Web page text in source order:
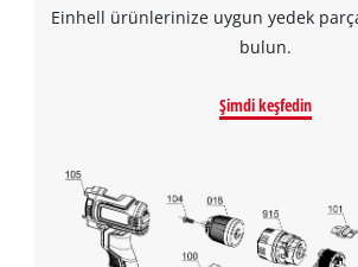
Einhell ürünlerinize uygun yedek
bulun.
Şimdi keşfedin